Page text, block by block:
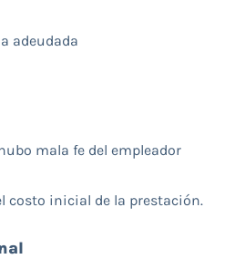
adeudada
mala fe del empleador
costo inicial de la prestación.